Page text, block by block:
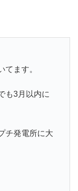
てます。
も3月以内に
チ発電所に大